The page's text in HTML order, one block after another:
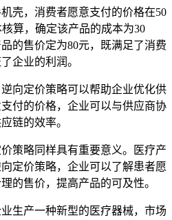
壳，消费者愿意支付的价格在50
算，确定该产品的成本为30
的售价定为80元，既满足了消费
企业的利润。
向定价策略可以帮助企业优化供
付的价格，企业可以与供应商协
链的效率。
策略同样具有重要意义。医疗产
定价策略，企业可以了解患者愿
的售价，提高产品的可及性。
生产一种新型的医疗器械，市场